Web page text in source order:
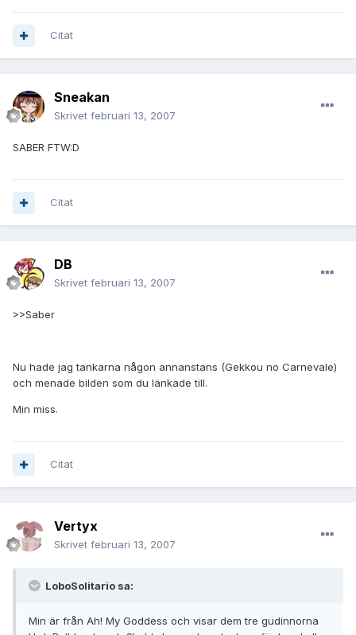
Citat
Sneakan
Skrivet februari 13, 2007
SABER FTW:D
Citat
DB
Skrivet februari 13, 2007
>>Saber
Nu hade jag tankarna någon annanstans (Gekkou no Carnevale)
och menade bilden som du länkade till.
Min miss.
Citat
Vertyx
Skrivet februari 13, 2007
LoboSolitario sa:
Min är från Ah! My Goddess och visar dem tre gudinnorna